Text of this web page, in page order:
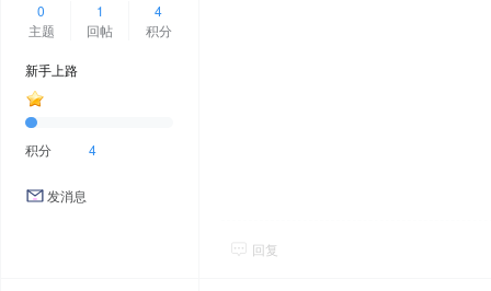
0
主题
1
回帖
4
积分
新手上路
积分 4
发消息
回复